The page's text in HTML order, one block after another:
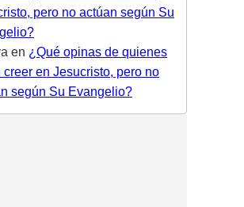
pero no actúan según Su
en ¿Qué opinas de quienes
creer en Jesucristo, pero no
según Su Evangelio?